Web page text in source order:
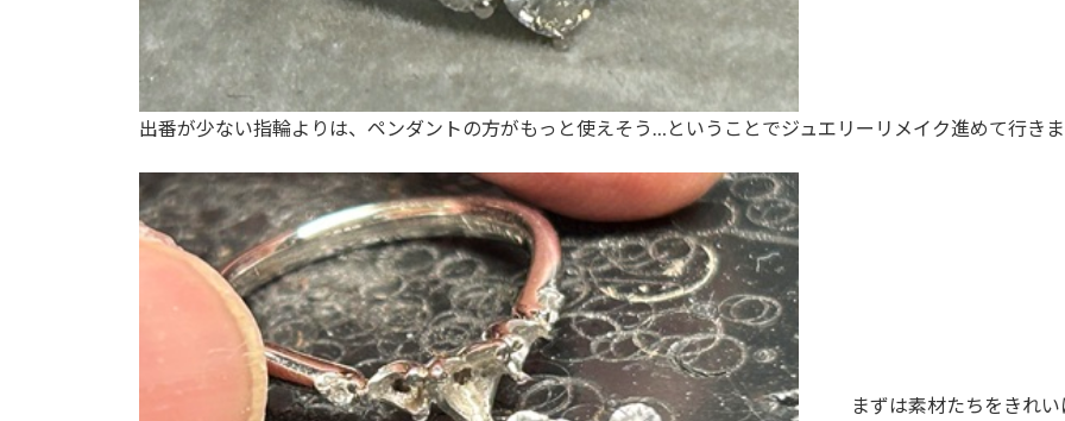
出番が少ない指輪よりは、ペンダントの方がもっと使えそう…ということでジュエリーリメイク進めて行き
まずは素材たちをきれ